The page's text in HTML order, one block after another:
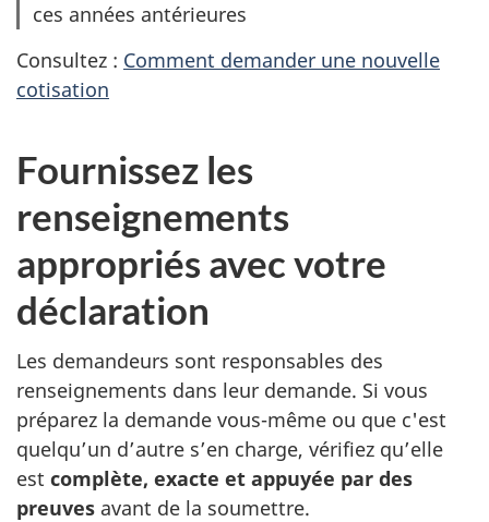
ces années antérieures
Consultez : Comment demander une nouvelle
cotisation
v
r
e
u
n
o
u
v
e
l
o
Fournissez les
renseignements
appropriés avec votre
déclaration
Les demandeurs sont responsables des
renseignements dans leur demande. Si vous
préparez la demande vous-même ou que c'est
quelqu’un d’autre s’en charge, vérifiez qu’elle
est complète, exacte et appuyée par des
preuves avant de la soumettre.